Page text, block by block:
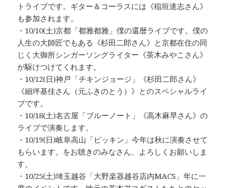
トライブです。ギター＆コーラスには《稲垣達志さん》
も参加されます。
・10/10(土)京都「都雅都雅」僕の還暦ライブです。僕の
人生の大師匠でもある《杉田二郎さん》と京都在住の同
じく大御所シンガーソングライター《茶木みやこさん》
が駆けつけてくれます。
・10/12(日)神戸「チキンジョージ」《杉田二郎さん》
《細坪基佳さん（元ふきのとう）》とのスペシャルライ
ブです。
・10/18(土)名古屋「ブルーノート」《高木麻早さん》の
ライブで演奏します。
・10/19(日)岐阜高山「ピッキン」今年は秋に演奏させて
もらいます。 をお聴きのみなさん、よろしくお願いしま
す。
・10/25(土)埼玉越谷「大野楽器越谷店内MACS」年に一